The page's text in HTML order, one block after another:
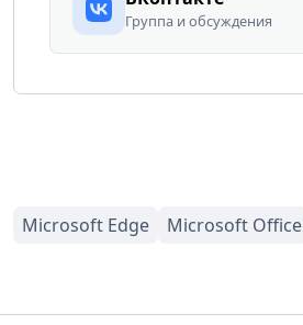
Группа и обсуждения